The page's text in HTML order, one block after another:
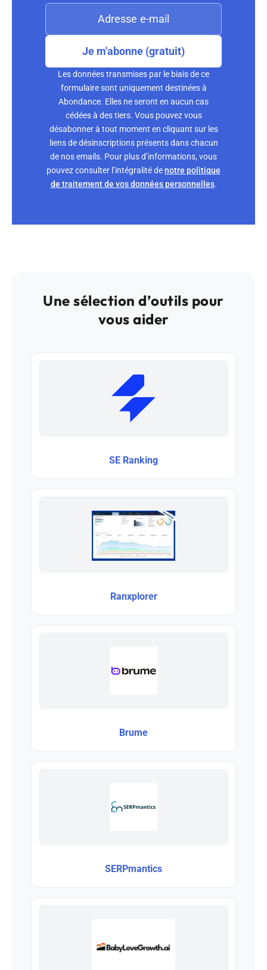
Je m'abonne (gratuit)
Les données transmises par le biais de ce
formulaire sont uniquement destinées à
Abondance. Elles ne seront en aucun cas
cédées à des tiers. Vous pouvez vous
désabonner à tout moment en cliquant sur les
liens de désinscriptions présents dans chacun
de nos emails. Pour plus d’informations, vous
pouvez consulter l’intégralité denotre politique
de traitement de vos données personnelles.
Une sélection d’outils pour
vous aider
SE Ranking
Ranxplorer
Brume
SERPmantics